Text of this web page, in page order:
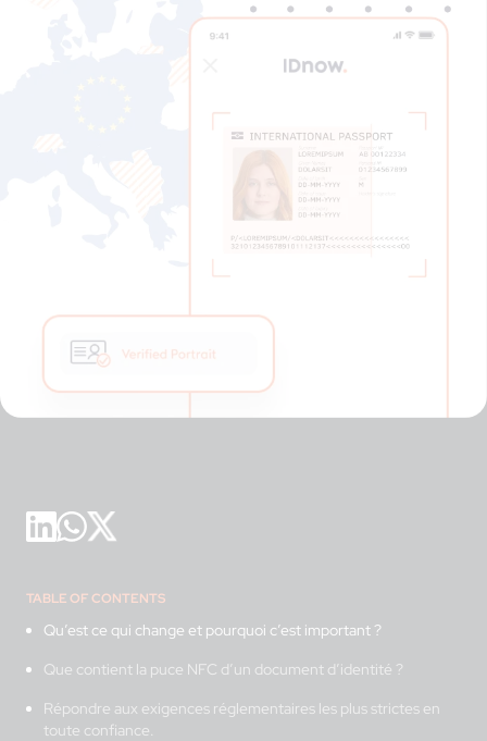
TABLE OF CONTENTS
Qu’est ce qui change et pourquoi c’est important ?
Que contient la puce NFC d’un document d’identité ?
Répondre aux exigences réglementaires les plus strictes en
toute confiance.